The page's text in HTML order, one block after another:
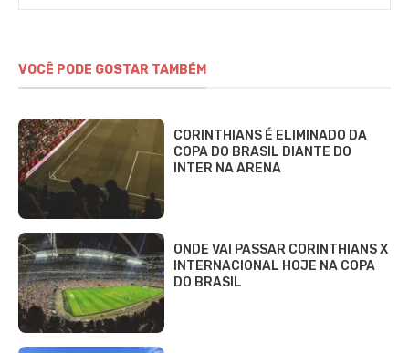
VOCÊ PODE GOSTAR TAMBÉM
CORINTHIANS É ELIMINADO DA
COPA DO BRASIL DIANTE DO
INTER NA ARENA
ONDE VAI PASSAR CORINTHIANS X
INTERNACIONAL HOJE NA COPA
DO BRASIL